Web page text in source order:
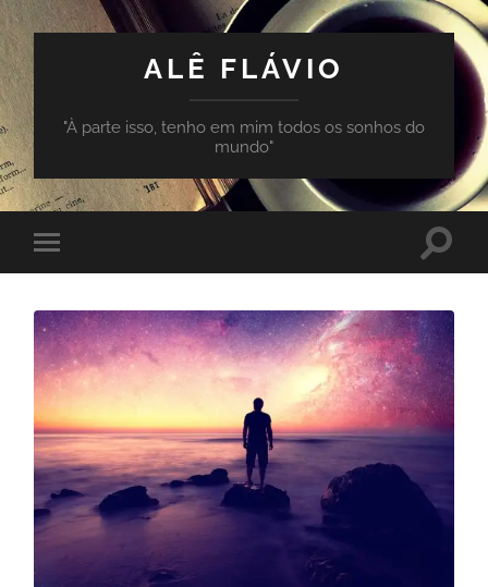
ALÊ FLÁVIO
"À parte isso, tenho em mim todos os sonhos do
mundo"
Toggle
mobile
Toggle